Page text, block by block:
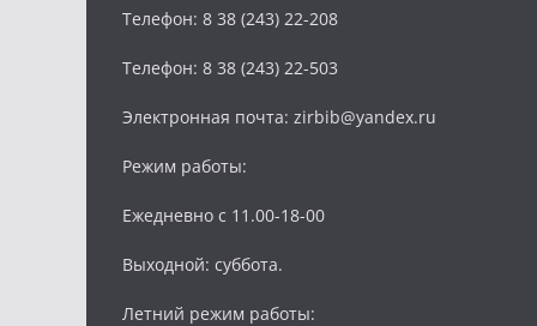
Телефон: 8 38 (243) 22-208
Телефон: 8 38 (243) 22-503
Электронная почта: zirbib@yandex.ru
Режим работы:
Ежедневно с 11.00-18-00
Выходной: суббота.
Летний режим работы: